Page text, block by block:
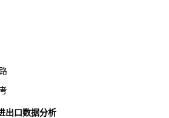
出口数据分析